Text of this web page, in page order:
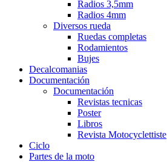
Radios 3,5mm
Radios 4mm
Diversos rueda
Ruedas completas
Rodamientos
Bujes
Decalcomanias
Documentación
Documentación
Revistas tecnicas
Poster
Libros
Revista Motocyclettiste
Ciclo
Partes de la moto